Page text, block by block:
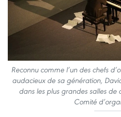
Reconnu comme l’un des chefs
audacieux de sa génération,
dans les plus grandes salles de
Comité